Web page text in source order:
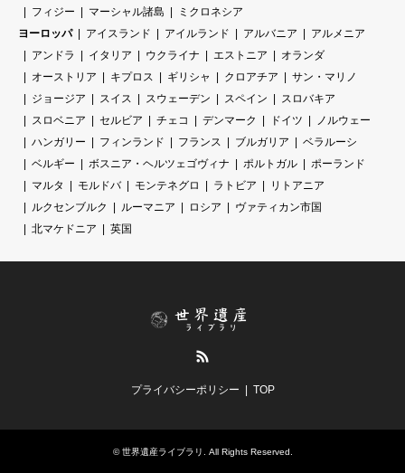
フィジー
マーシャル諸島
ミクロネシア
ヨーロッパ
アイスランド アイルランド アルバニア
アルメニア
アンドラ
イタリア ウクライナ エストニア
オランダ
オーストリア
キプロス ギリシャ クロアチア
サン・マリノ
ジョージア
スイス スウェーデン スペイン
スロバキア
スロベニア
セルビア チェコ デンマーク ドイツ
ノルウェー
ハンガリー
フィンランド フランス ブルガリア
ベラルーシ
ベルギー
ボスニア・ヘルツェゴヴィナ ポルトガル
ポーランド
マルタ
モルドバ モンテネグロ ラトビア
リトアニア
ルクセンブルク
ルーマニア ロシア
ヴァティカン市国
北マケドニア
英国
プライバシーポリシー TOP
©世界遺産ライブラリ. All Rights Reserved.